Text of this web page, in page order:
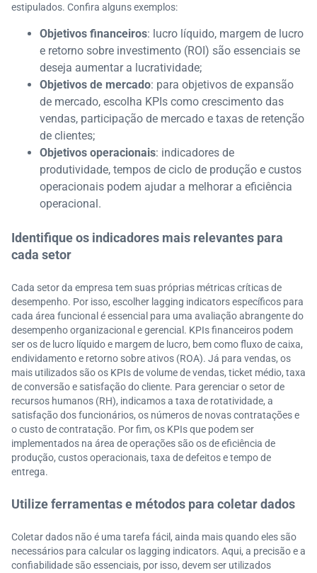
estipulados. Confira alguns exemplos:
Objetivos financeiros: lucro líquido, margem de lucro
e retorno sobre investimento (ROI) são essenciais se
deseja aumentar a lucratividade;
Objetivos de mercado: para objetivos de expansão
de mercado, escolha KPIs como crescimento das
vendas, participação de mercado e taxas de retenção
de clientes;
Objetivos operacionais: indicadores de
produtividade, tempos de ciclo de produção e custos
operacionais podem ajudar a melhorar a eficiência
operacional.
Identifique os indicadores mais relevantes para
cada setor
Cada setor da empresa tem suas próprias métricas críticas de
desempenho. Por isso, escolher lagging indicators específicos para
cada área funcional é essencial para uma avaliação abrangente do
desempenho organizacional e gerencial. KPIs financeiros podem
ser os de lucro líquido e margem de lucro, bem como fluxo de caixa,
endividamento e retorno sobre ativos (ROA). Já para vendas, os
mais utilizados são os KPIs de volume de vendas, ticket médio, taxa
de conversão e satisfação do cliente. Para gerenciar o setor de
recursos humanos (RH), indicamos a taxa de rotatividade, a
satisfação dos funcionários, os números de novas contratações e
o custo de contratação. Por fim, os KPIs que podem ser
implementados na área de operações são os de eficiência de
produção, custos operacionais, taxa de defeitos e tempo de
entrega.
Utilize ferramentas e métodos para coletar dados
Coletar dados não é uma tarefa fácil, ainda mais quando eles são
necessários para calcular os lagging indicators. Aqui, a precisão e a
confiabilidade são essenciais, por isso, devem ser utilizados